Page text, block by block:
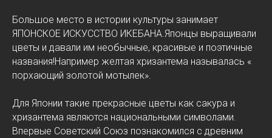
Большое место в истории культуры занимает
ЯПОНСКОЕ ИСКУССТВО ИКЕБАНА.Японцы выращивали
цветы и давали им необычные, красивые и поэтичные
названия!Например желтая хризантема называлась «
порхающий золотой мотылек».
Для Японии такие прекрасные цветы как сакура и
хризантема являются национальными символами.
Впервые Советский Союз познакомился с древним